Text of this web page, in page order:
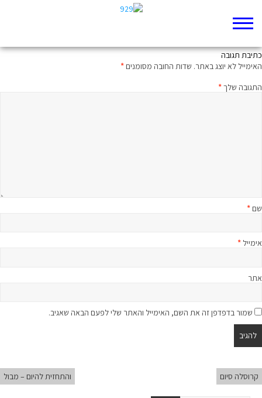
כתיבת תגובה
האימייל לא יוצג באתר. שדות החובה מסומנים*
התגובה שלך*
שם*
אימייל *
אתר
שמור בדפדפן זה את השם, האימייל והאתר שלי לפעם הבאה שאגיב.
קרוסלה סיום והתחזית להיום – מבול